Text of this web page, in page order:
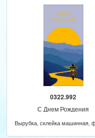
0322.992
С Днем Рождения
Вырубка, склейка машинная,